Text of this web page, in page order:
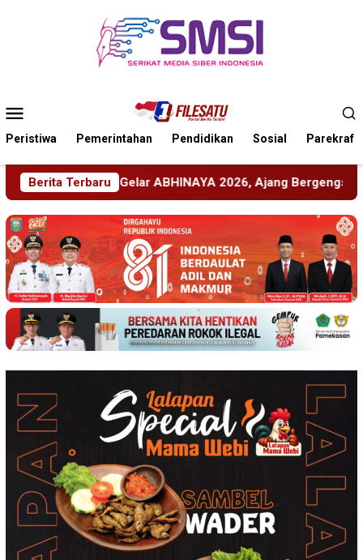
Mobile
Peristiwa Pemerintahan Pendidikan Sosial Parekraf
Berita Terbaru
2026, Ajang Bergengsi Cetak Relawan Muda